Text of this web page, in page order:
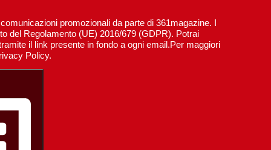
promozionali da parte di 361magazine. I
del Regolamento (UE) 2016/679 (GDPR). Potrai
il link presente in fondo a ogni email.Per maggiori
Policy.